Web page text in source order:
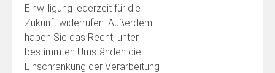
Einwilligung jederzeit für die
Zukunft widerrufen. Außerdem
haben Sie das Recht, unter
bestimmten Umständen die
Einschränkung der Verarbeitung